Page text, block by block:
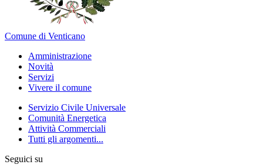
Comune di Venticano
Amministrazione
Novità
Servizi
Vivere il comune
Servizio Civile Universale
Comunità Energetica
Attività Commerciali
Tutti gli argomenti...
Seguici su